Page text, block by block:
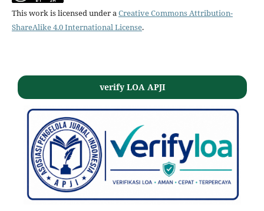
This work is licensed under aCreative Commons Attribution-
ShareAlike 4.0 International License.
verify LOA APJI